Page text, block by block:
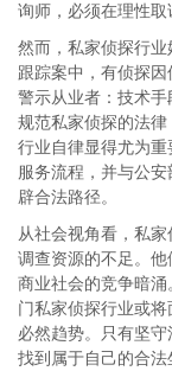
询师，必须在理性
然而，私家侦探行
跟踪案中，有侦探
警示从业者：技术
规范私家侦探的法律
行业自律显得尤为
服务流程，并与公
辟合法路径。
从社会视角看，私
调查资源的不足。他
商业社会的竞争暗
门私家侦探行业或
必然趋势。只有坚
找到属于自己的合法